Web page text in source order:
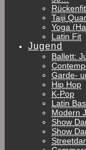
Taiji
Yoga
Latin Fit
Jugend
Ballett:
Garde-
Hip Hop
K-Pop
Latin
Modern
Show
Show